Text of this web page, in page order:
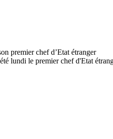
lundi le premier chef d'Etat